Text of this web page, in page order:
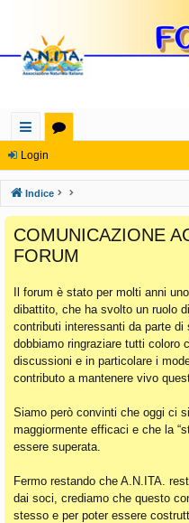
oll
eg
a
m
en
ti
Ra
pi
di
u
m
Login
Indice
COMUNICAZIONE
FORUM
Il forum è stato per molti anni
dibattito, che ha svolto un ruolo
contributi interessanti da parte
dobbiamo ringraziare tutti coloro
discussioni e in particolare i
contributo a mantenere vivo
Siamo però convinti che oggi ci
maggiormente efficaci e che la
essere superata.
Fermo restando che A.N.ITA.
dai soci, crediamo che questo
stesso e per poter essere